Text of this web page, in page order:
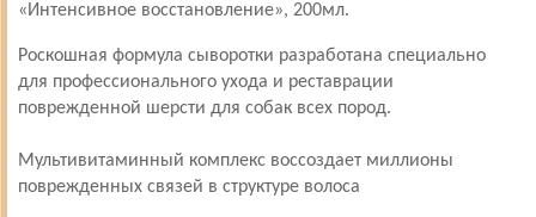
«Интенсивное восстановление», 200мл.
Роскошная формула сыворотки разработана специально
для профессионального ухода и реставрации
поврежденной шерсти для собак всех пород.
Мультивитаминный комплекс воссоздает миллионы
поврежденных связей в структуре волоса